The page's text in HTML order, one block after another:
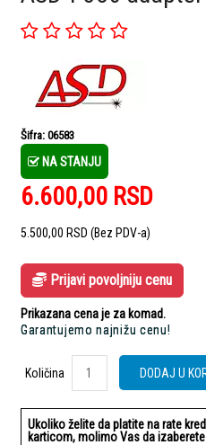
Šifra: 06583
NA STANJU
6.600,00 RSD
5.500,00 RSD (Bez PDV-a)
Prijavi povoljniju cenu
Prikazana cena je za komad.
Garantujemo najnižu cenu!
Količina
Količina
DODAJ U
Ukoliko želite da platite na rate
karticom, molimo Vas da